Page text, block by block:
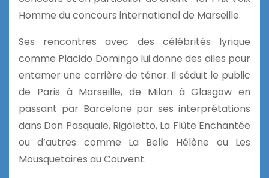
Homme du concours international de Marseille.
Ses rencontres avec des célébrités lyrique
comme Placido Domingo lui donne des ailes pour
entamer une carrière de ténor. Il séduit le public
de Paris à Marseille, de Milan à Glasgow en
passant par Barcelone par ses interprétations
dans Don Pasquale, Rigoletto, La Flûte Enchantée
ou d’autres comme La Belle Hélène ou Les
Mousquetaires au Couvent.